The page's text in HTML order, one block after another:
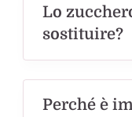
Lo
sostituire?
Perché è